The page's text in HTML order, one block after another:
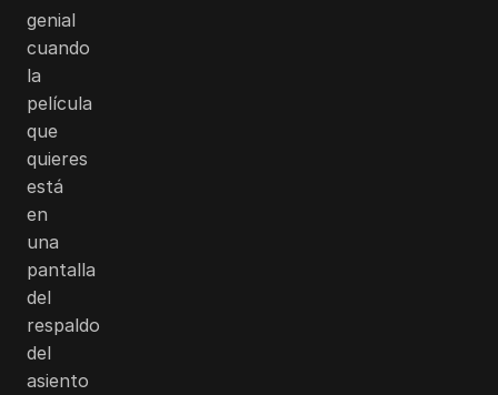
genial
cuando
la
película
que
quieres
está
en
una
pantalla
del
respaldo
del
asiento